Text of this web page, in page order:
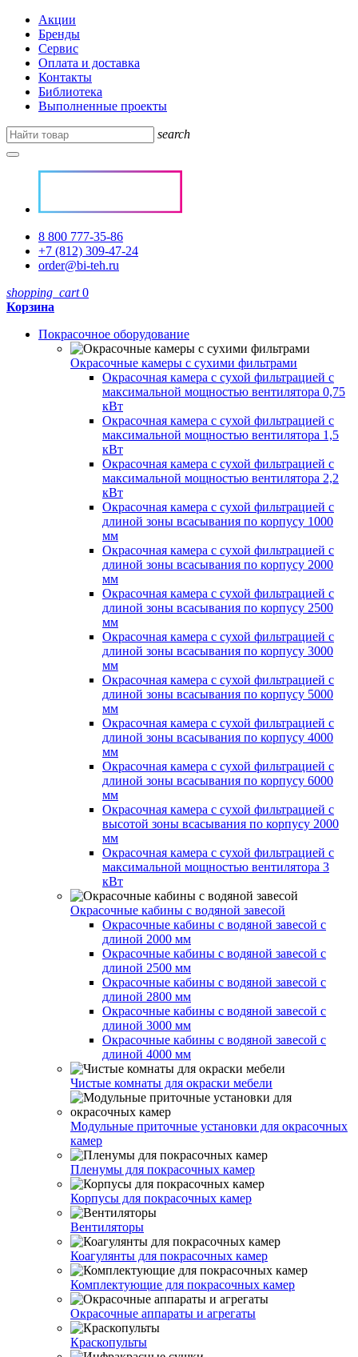
Акции
Бренды
Сервис
Оплата и доставка
Контакты
Библиотека
Выполненные проекты
search
8 800 777-35-86
+7 (812) 309-47-24
order@bi-teh.ru
shopping_cart 0
Корзина
Покрасочное оборудование
Окрасочные камеры с сухими фильтрами
Окрасочная камера с сухой фильтрацией с
максимальной мощностью вентилятора 0,75
кВт
Окрасочная камера с сухой фильтрацией с
максимальной мощностью вентилятора 1,5
кВт
Окрасочная камера с сухой фильтрацией с
максимальной мощностью вентилятора 2,2
кВт
Окрасочная камера с сухой фильтрацией с
длиной зоны всасывания по корпусу 1000
мм
Окрасочная камера с сухой фильтрацией с
длиной зоны всасывания по корпусу 2000
мм
Окрасочная камера с сухой фильтрацией с
длиной зоны всасывания по корпусу 2500
мм
Окрасочная камера с сухой фильтрацией с
длиной зоны всасывания по корпусу 3000
мм
Окрасочная камера с сухой фильтрацией с
длиной зоны всасывания по корпусу 5000
мм
Окрасочная камера с сухой фильтрацией с
длиной зоны всасывания по корпусу 4000
мм
Окрасочная камера с сухой фильтрацией с
длиной зоны всасывания по корпусу 6000
мм
Окрасочная камера с сухой фильтрацией с
высотой зоны всасывания по корпусу 2000
мм
Окрасочная камера с сухой фильтрацией с
максимальной мощностью вентилятора 3
кВт
Окрасочные кабины с водяной завесой
Окрасочные кабины с водяной завесой с
длиной 2000 мм
Окрасочные кабины с водяной завесой с
длиной 2500 мм
Окрасочные кабины с водяной завесой с
длиной 2800 мм
Окрасочные кабины с водяной завесой с
длиной 3000 мм
Окрасочные кабины с водяной завесой с
длиной 4000 мм
Чистые комнаты для окраски мебели
Модульные приточные установки для окрасочных
камер
Пленумы для покрасочных камер
Корпусы для покрасочных камер
Вентиляторы
Коагулянты для покрасочных камер
Комплектующие для покрасочных камер
Окрасочные аппараты и агрегаты
Краскопульты